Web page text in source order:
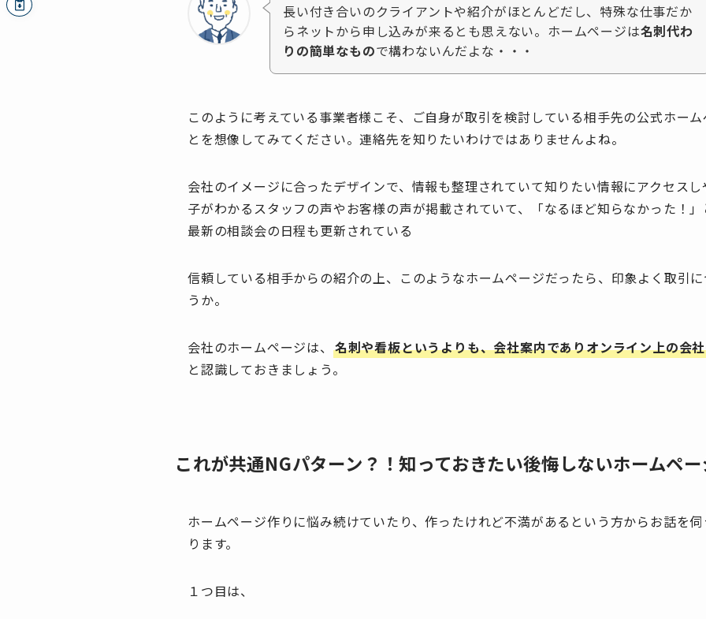
長い付き合いのクライアントや紹介がほとんどだし、特殊な仕事だか
らネットから申し込みが来るとも思えない。ホームページは名刺代わ
りの簡単なもので構わないんだよな・・・
このように考えている事業者様こそ、ご自身が取引を検討している相手先の公式ホー
とを想像してみてください。連絡先を知りたいわけではありませんよね。
会社のイメージに合ったデザインで、情報も整理されていて知りたい情報にアクセス
子がわかるスタッフの声やお客様の声が掲載されていて、「なるほど知らなかった！」
最新の相談会の日程も更新されている
信頼している相手からの紹介の上、このようなホームページだったら、印象よく取引
うか。
会社のホームページは、 名刺や看板というよりも、会社案内でありオンライン上の会
と認識しておきましょう。
これが共通NGパターン？！知っておきたい後悔しないホームペ
ホームページ作りに悩み続けていたり、作ったけれど不満があるという方からお話を
ります。
１つ目は、